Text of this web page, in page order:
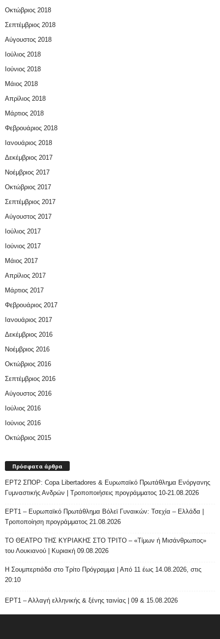
Οκτώβριος 2018
Σεπτέμβριος 2018
Αύγουστος 2018
Ιούλιος 2018
Ιούνιος 2018
Μάιος 2018
Απρίλιος 2018
Μάρτιος 2018
Φεβρουάριος 2018
Ιανουάριος 2018
Δεκέμβριος 2017
Νοέμβριος 2017
Οκτώβριος 2017
Σεπτέμβριος 2017
Αύγουστος 2017
Ιούλιος 2017
Ιούνιος 2017
Μάιος 2017
Απρίλιος 2017
Μάρτιος 2017
Φεβρουάριος 2017
Ιανουάριος 2017
Δεκέμβριος 2016
Νοέμβριος 2016
Οκτώβριος 2016
Σεπτέμβριος 2016
Αύγουστος 2016
Ιούλιος 2016
Ιούνιος 2016
Οκτώβριος 2015
Πρόσφατα άρθρα
ΕΡΤ2 ΣΠΟΡ: Copa Libertadores & Ευρωπαϊκό Πρωτάθλημα Ενόργανης
Γυμναστικής Ανδρών | Τροποποιήσεις προγράμματος 10-21.08.2026
ΕΡΤ1 – Ευρωπαϊκό Πρωτάθλημα Βόλεϊ Γυναικών: Τσεχία – Ελλάδα |
Τροποποίηση προγράμματος 21.08.2026
ΤΟ ΘΕΑΤΡΟ ΤΗΣ ΚΥΡΙΑΚΗΣ ΣΤΟ ΤΡΙΤΟ – «Τίμων ή Μισάνθρωπος»
του Λουκιανού | Κυριακή 09.08.2026
H Σουμπερτιάδα στο Τρίτο Πρόγραμμα | Από 11 έως 14.08.2026, στις
20:10
ΕΡΤ1 – Αλλαγή ελληνικής & ξένης ταινίας | 09 & 15.08.2026